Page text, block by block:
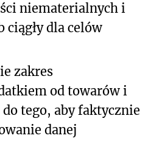
niematerialnych i
ciągły dla celów
zakres
od towarów i
tego, aby faktycznie
danej